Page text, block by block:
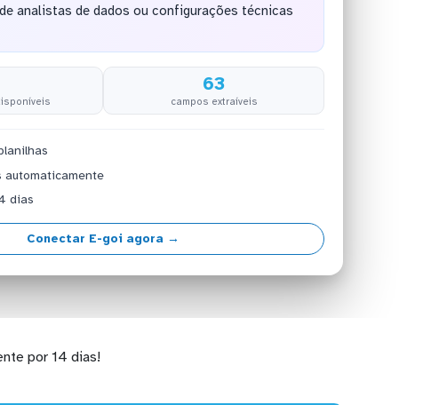
analistas de dados ou configurações técnicas
63
campos extraíveis
automaticamente
dias
Conectar E-goi agora →
por 14 dias!